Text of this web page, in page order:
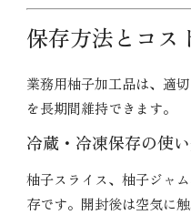
保存方法とコス
業務用柚子加工品は、適
を長期間維持できます。
冷蔵・冷凍保存の使
柚子スライス、柚子ジャ
存です。開封後は空気に